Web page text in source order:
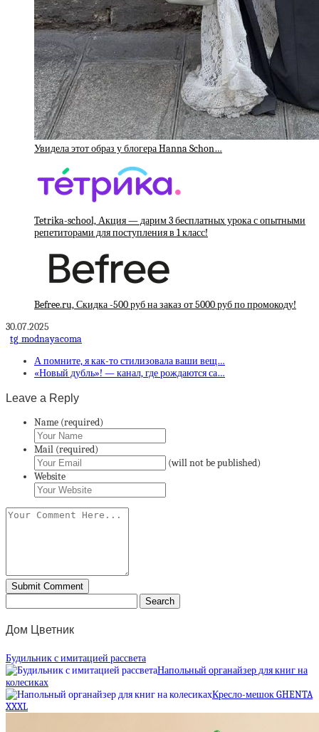
Увидела этот образ у блогера Hanna Schon…
Tetrika-school, Акция — дарим 3 бесплатных урока с опытными
репетиторами для поступления в 1 класс!
Befree.ru, Скидка -500 руб на заказ от 5000 руб по промокоду!
30.07.2025
tg_modnayacoma
А помните, я как-то стилизовала ваши вещ…
«Новый дубль»! — канал, где рождаются са…
Leave a Reply
Name (required)
Mail (required)
(will not be published)
Website
Дом Цветник
Будильник с имитацией рассвета
Напольный органайзер для книг на
колесиках
Кресло-мешок GHENTA
XXXL